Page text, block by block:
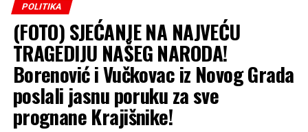
POLITIKA
(FOTO) SJEĆANJE NA NAJVEĆU
TRAGEDIJU NAŠEG NARODA!
Borenović i Vučkovac iz Novog Grada
poslali jasnu poruku za sve
prognane Krajišnike!